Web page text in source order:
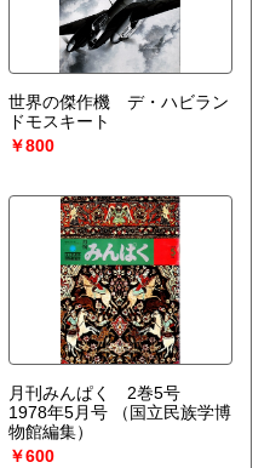
世界の傑作機 デ・ハビラン
ドモスキート
￥800
月刊みんぱく 2巻5号
1978年5月号
（国立民族学博
物館編集）
￥600